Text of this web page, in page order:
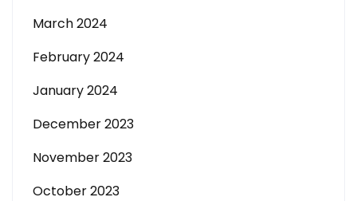
March 2024
February 2024
January 2024
December 2023
November 2023
October 2023